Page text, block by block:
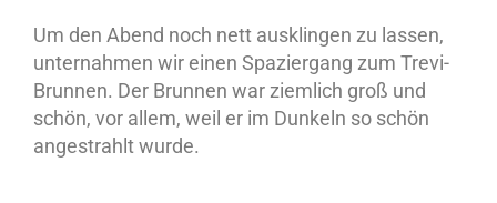
Um den Abend noch nett ausklingen zu lassen,
unternahmen wir einen Spaziergang zum Trevi-
Brunnen. Der Brunnen war ziemlich groß und
schön, vor allem, weil er im Dunkeln so schön
angestrahlt wurde.